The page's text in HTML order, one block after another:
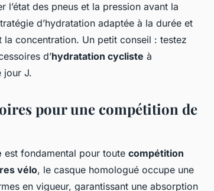
des pneus et la pression avant la
d’hydratation adaptée à la durée et
la concentration. Un petit conseil : testez
d’hydratation cycliste à
jour J.
pour une compétition de
est fondamental pour toute compétition
vélo, le casque homologué occupe une
en vigueur, garantissant une absorption